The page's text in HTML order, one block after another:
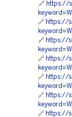
🔗 https://
🔗 https://
🔗 https://
🔗 https://
🔗 https://
🔗 https://
🔗 https://